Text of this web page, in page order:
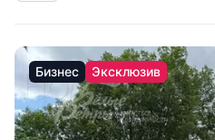
Бизнес Эксклюзив